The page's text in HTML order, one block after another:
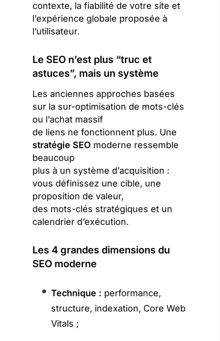
contexte, la fiabilité de votre site et
l’expérience globale proposée à
l’utilisateur.
Le SEO n’est plus “truc et
astuces”, mais un système
Les anciennes approches basées
sur la sur-optimisation de mots-clés
ou l’achat massif
de liens ne fonctionnent plus. Une
stratégie SEO moderne ressemble
beaucoup
plus à un système d’acquisition :
vous définissez une cible, une
proposition de valeur,
des mots-clés stratégiques et un
calendrier d’exécution.
Les 4 grandes dimensions du
SEO moderne
Technique : performance,
structure, indexation, Core Web
Vitals ;